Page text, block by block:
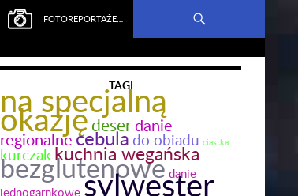
FOTOREPORTAŻE…
TAGI
na specjalną
okazję deserdanie
regionalnecebulado obiadu ciastka
kurczakkuchnia wegańska
bezglutenowe danie
jednogarnkowe sylwester